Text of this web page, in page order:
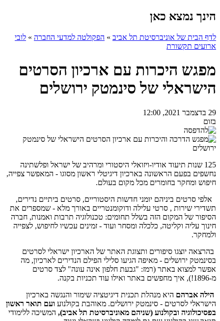
הינך נמצא כאן
לדף הבית של אוניברסיטת תל אביב » הפקולטה למדעי החברה » לובי
ארועים תקשורת
מפגש היכרות עם ארכיון הסרטים
הישראלי של סינמטק ירושלים
29 בדצמבר 2021, 12:00
בזום
125 שנות תיעוד אודיו-ויזואלי היסטורי ומרהיב של ישראל ופלשתינה
נחשפים בפעם הראשונה בארכיון דיגיטלי ראשון מסוגו - המאפשר צפייה,
חיפוש ומחקר בחומרים מכל מקום בעולם.
אלפי סרטים ביניהם יומני חדשות היסטוריים, סרטים ביתיים נדירים,
תשדירי שירות , סרטי עלילה ודוקומנטריים באורך מלא - שמספרים את
הסיפור של המקום הזה בשלל תחומים: טכנולוגיה תרבות ואמנות, חברה
חינוך עליה וקליטה, כלכלה ומסחר ועוד - זמינים עכשיו לחיפוש, לצפייה
ולמחקר.
בהרצאה יוצגו סיפורים ותצוגת האתר של הארכיון ישראלי לסרטים
בסינמטק ירושלים - מאיפה הגיעו סלילי הפילם הנדירים לארכיון, מה
אפשר למצוא באתר (רמז: "גבעת חלפון אינה עונה" לצד סרטים
מ-1896!), איך מחפשים באתר ואילו עוד תכניות בקנה.
הילה אברהם היא מנהלת תכנית דיגיטציה שימור והנגשה בארכיון
הישראלי לסרטים - סינמטק ירושלים. מאוהבת בקולנוע ועם תואר ראשון
בפסיכולוגיה ובקולנוע (שניהם מאוניברסיטת תל אביב), המשיכה ללימודי